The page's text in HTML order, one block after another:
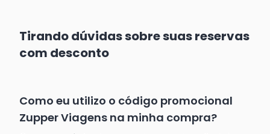
Tirando dúvidas sobre suas reservas
com desconto
Como eu utilizo o código promocional
Zupper Viagens na minha compra?